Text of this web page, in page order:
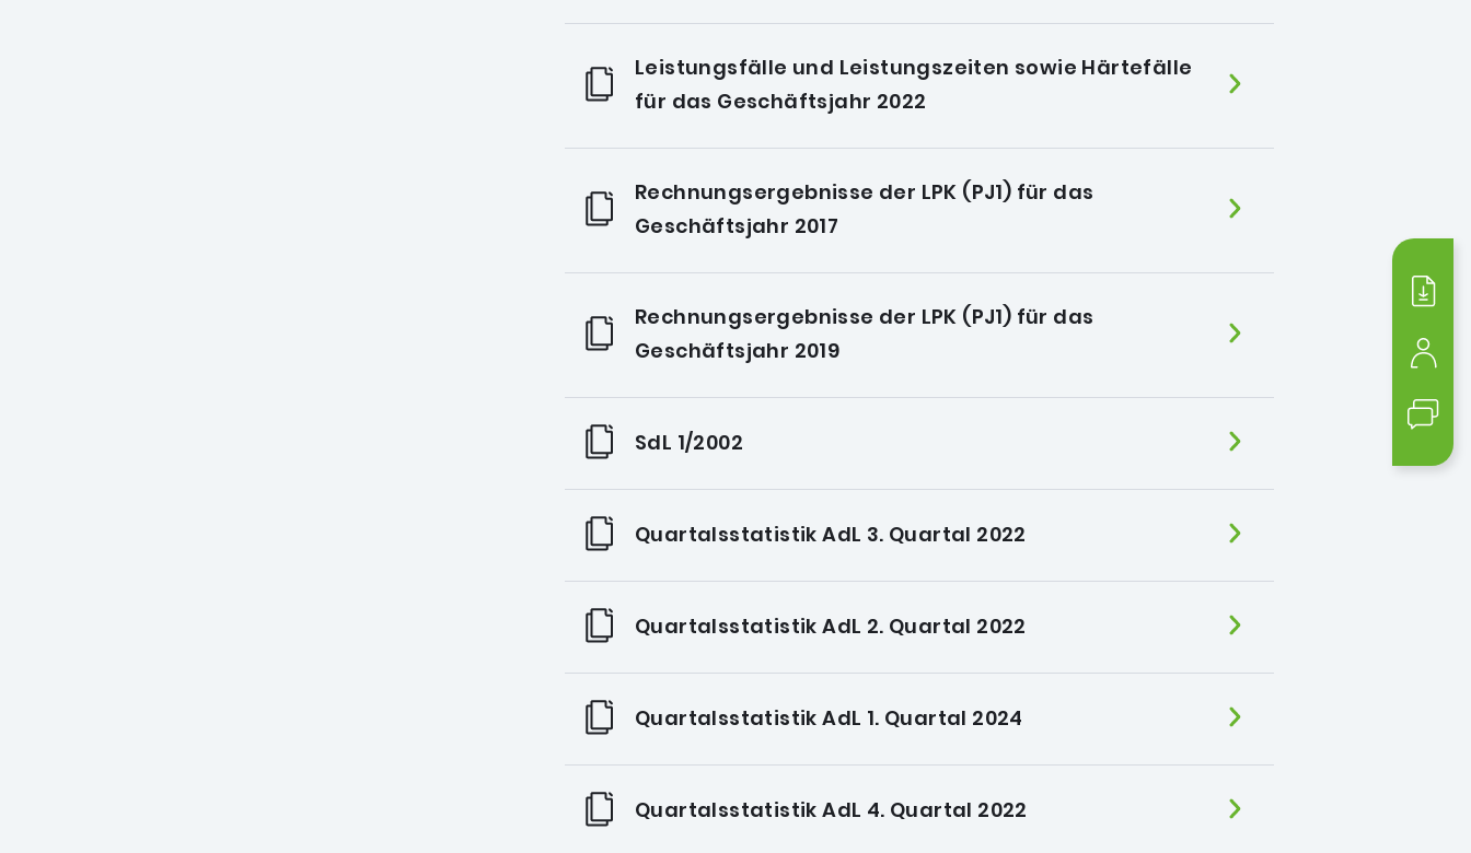
Leistungsfälle und Leistungszeiten sowie Härtefälle
für das Geschäftsjahr 2022
Rechnungsergebnisse der LPK (PJ1) für das
Geschäftsjahr 2017
Rechnungsergebnisse der LPK (PJ1) für das
Geschäftsjahr 2019
SdL 1/2002
Quartalsstatistik AdL 3. Quartal 2022
Quartalsstatistik AdL 2. Quartal 2022
Quartalsstatistik AdL 1. Quartal 2024
Quartalsstatistik AdL 4. Quartal 2022